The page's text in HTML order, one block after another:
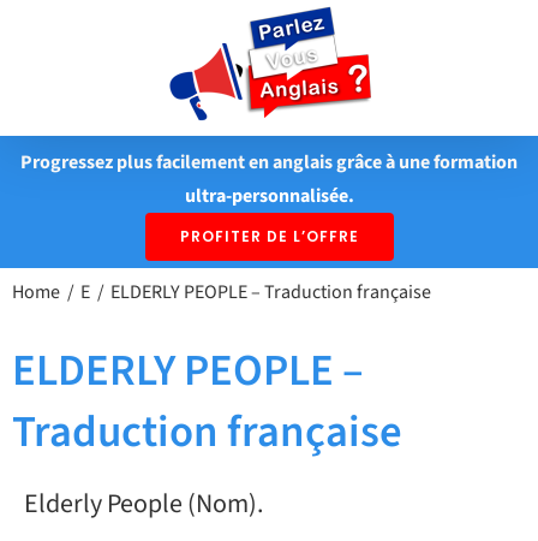
Progressez plus facilement en anglais grâce à une formation
ultra-personnalisée.
PROFITER DE L’OFFRE
Home E ELDERLY PEOPLE – Traduction française
ELDERLY PEOPLE –
Traduction française
Elderly People (Nom).